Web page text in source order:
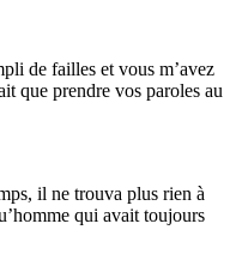
de failles et vous m’avez
que prendre vos paroles au
il ne trouva plus rien à
qui avait toujours